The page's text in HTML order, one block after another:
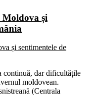
Moldova și
continuă, dar dificultățile
moldovean.
(Centrala